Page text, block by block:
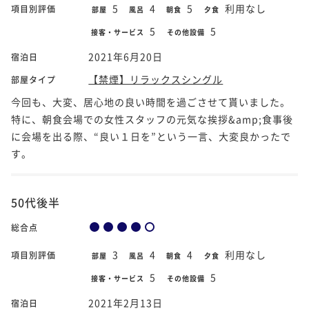
項目別評価 部屋 5 風呂 4 朝食 5 夕食 利用なし
接客・サービス 5 その他設備 5
宿泊日 2021年6月20日
部屋タイプ
【禁煙】リラックスシングル
今回も、大変、居心地の良い時間を過ごさせて貰いました。
特に、朝食会場での女性スタッフの元気な挨拶&amp;食事後
に会場を出る際、“良い１日を”という一言、大変良かったで
す。
50代後半
総合点
項目別評価 部屋 3 風呂 4 朝食 4 夕食 利用なし
接客・サービス 5 その他設備 5
宿泊日 2021年2月13日